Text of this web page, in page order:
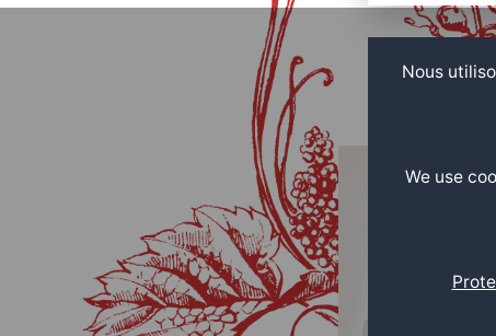
Nous
We use